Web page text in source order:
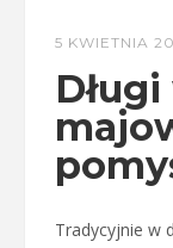
5 KWIETNIA
Tradycyjnie w